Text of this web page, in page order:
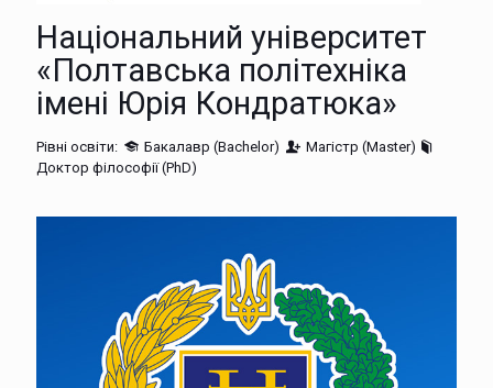
Національний університет
«Полтавська політехніка
імені Юрія Кондратюка»
Рівні освіти: Бакалавр (Bachelor)
Магістр (Master)
Доктор філософії (PhD)